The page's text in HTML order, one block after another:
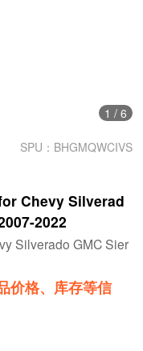
1 / 6
SPU：BHGMQWCIVS
Chevy Silverad
2022
Silverado GMC Sier
价格、库存等信